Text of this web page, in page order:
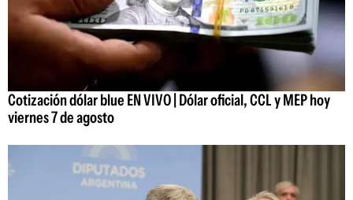
Cotización dólar blue EN VIVO | Dólar oficial, CCL y MEP hoy
viernes 7 de agosto